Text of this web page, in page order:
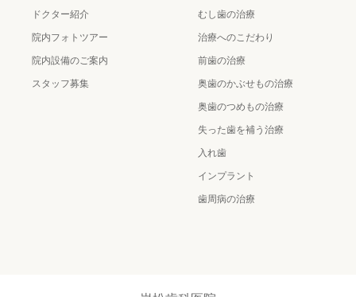
ドクター紹介
院内フォトツアー
院内設備のご案内
スタッフ募集
むし歯の治療
治療へのこだわり
前歯の治療
奥歯のかぶせもの治療
奥歯のつめもの治療
失った歯を補う治療
入れ歯
インプラント
歯周病の治療